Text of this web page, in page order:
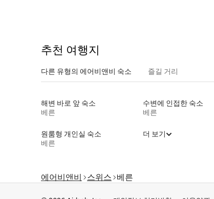
추천 여행지
다른 유형의 에어비앤비 숙소 즐길 거리
해변 바로 앞 숙소
베른
수변에 인접한 숙소
베른
원룸형 개인실 숙소
베른
더 보기
에어비앤비 스위스 베른